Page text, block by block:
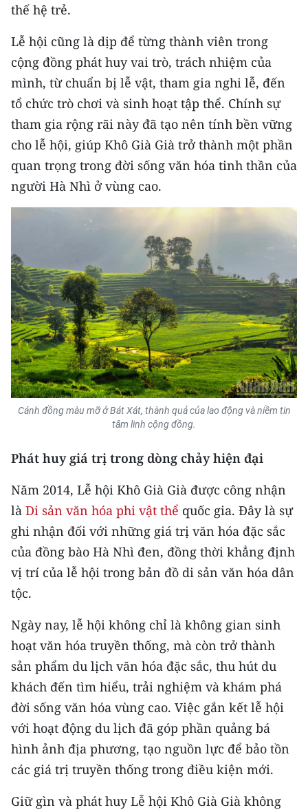
thế hệ trẻ.
Lễ hội cũng là dịp để từng thành viên trong
cộng đồng phát huy vai trò, trách nhiệm của
mình, từ chuẩn bị lễ vật, tham gia nghi lễ, đến
tổ chức trò chơi và sinh hoạt tập thể. Chính sự
tham gia rộng rãi này đã tạo nên tính bền vững
cho lễ hội, giúp Khô Già Già trở thành một phần
quan trọng trong đời sống văn hóa tinh thần của
người Hà Nhì ở vùng cao.
Cánh đồng màu mỡ ở Bát Xát, thành quả của lao động và niềm tin
tâm linh cộng đồng.
Phát huy giá trị trong dòng chảy hiện đại
Năm 2014, Lễ hội Khô Già Già được công nhận
là Di sản văn hóa phi vật thể quốc gia. Đây là sự
ghi nhận đối với những giá trị văn hóa đặc sắc
của đồng bào Hà Nhì đen, đồng thời khẳng định
vị trí của lễ hội trong bản đồ di sản văn hóa dân
tộc.
Ngày nay, lễ hội không chỉ là không gian sinh
hoạt văn hóa truyền thống, mà còn trở thành
sản phẩm du lịch văn hóa đặc sắc, thu hút du
khách đến tìm hiểu, trải nghiệm và khám phá
đời sống văn hóa vùng cao. Việc gắn kết lễ hội
với hoạt động du lịch đã góp phần quảng bá
hình ảnh địa phương, tạo nguồn lực để bảo tồn
các giá trị truyền thống trong điều kiện mới.
Giữ gìn và phát huy Lễ hội Khô Già Già không